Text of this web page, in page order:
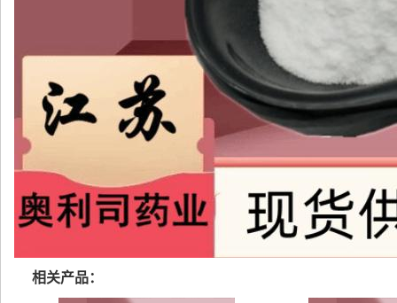
相关产品：